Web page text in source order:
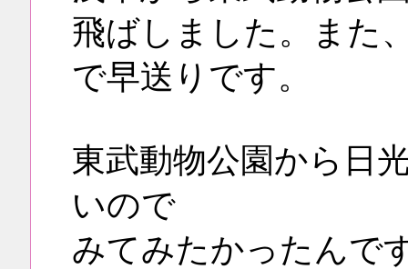
飛ばしました。また
で早送りです。
東武動物公園から日
いので
みてみたかったんで